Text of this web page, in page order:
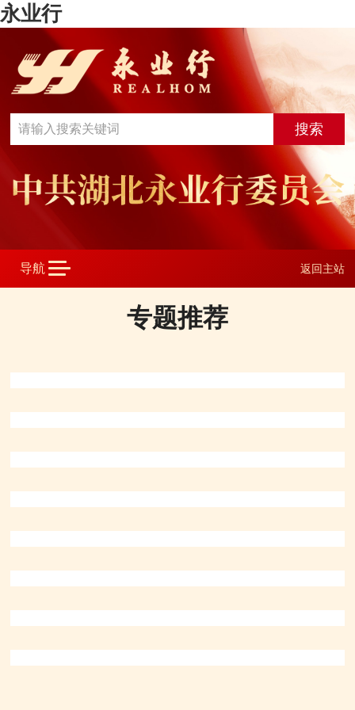
永业行
返回主站
专题推荐